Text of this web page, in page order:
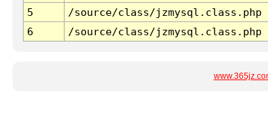
5
/source/class/jzmysql.class.php
6
/source/class/jzmysql.class.php